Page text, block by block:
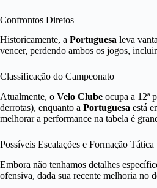
Confrontos Diretos
Historicamente, a Portuguesa leva
vencer, perdendo ambos os jogos,
Classificação do Campeonato
Atualmente, o Velo Clube ocupa a 12ª
derrotas), enquanto a Portuguesa está
melhorar a performance na tabela é
Possíveis Escalações e Formação Tática
Embora não tenhamos detalhes
ofensiva, dada sua recente melhoria no